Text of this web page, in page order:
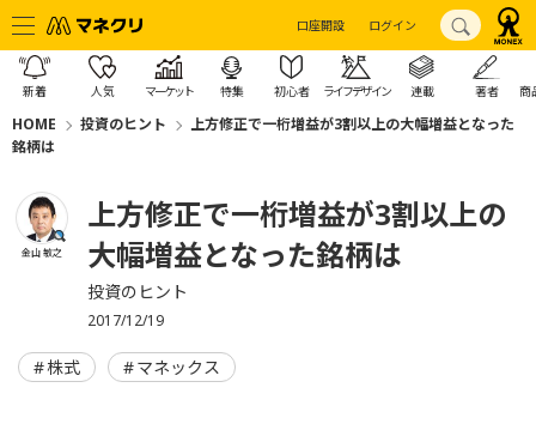
口座開設 ログイン
新着 人気 マーケット 特集 初心者 ライフデザイン 連載 著者 商
HOME 投資のヒント
上方修正で一桁増益が3割以上の大幅増益となった
銘柄は
金山 敏之
上方修正で一桁増益が3割以上の
大幅増益となった銘柄は
投資のヒント
2017/12/19
株式 マネックス